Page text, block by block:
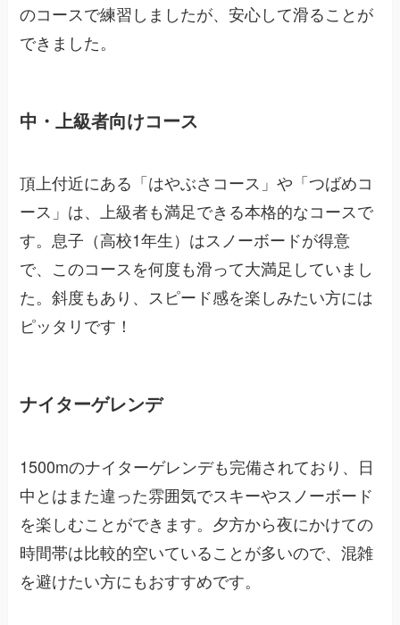
のコースで練習しましたが、安心して滑ることが
できました。
中・上級者向けコース
頂上付近にある「はやぶさコース」や「つばめコ
ース」は、上級者も満足できる本格的なコースで
す。息子（高校1年生）はスノーボードが得意
で、このコースを何度も滑って大満足していまし
た。斜度もあり、スピード感を楽しみたい方には
ピッタリです！
ナイターゲレンデ
1500mのナイターゲレンデも完備されており、日
中とはまた違った雰囲気でスキーやスノーボード
を楽しむことができます。夕方から夜にかけての
時間帯は比較的空いていることが多いので、混雑
を避けたい方にもおすすめです。